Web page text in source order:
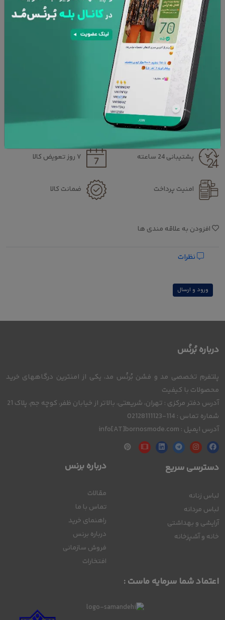
سایز :38
42
44
راهنمای سایز مجازی تست کن
محاسبه مجدد
افزودن به سبد خرید
پشتیبانی 24 ساعته ۷ روز تعویض کالا
امنیت پرداخت ضمانت کالا
افزودن به علاقه مندی ها
ورود و ارسال
درباره بُرنُس
پلتفرم تخصصی مد و فشن بُرنُس مد، یکی از امنترین درگاههای خرید
محصولات با کیفیت
آدرس دفتر مرکزی : تهران، شریعتی، بالاتر از خیابان ظفر، کوچه جم، پلاک 21
شماره تماس : 114-02128111123
آدرس ایمیل : info[AT]bornosmode.com
دسترسی سریع
لباس زنانه
لباس مردانه
آرایشی و بهداشتی
خانه و آشپزخانه
درباره برنس
مقالات
تماس با ما
راهنمای خرید
درباره برنس
فروش سازمانی
افتخارات
اعتماد شما سرمایه ماست :